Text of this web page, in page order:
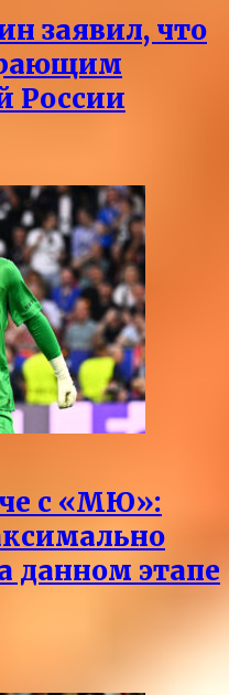
заявил, что
России
с «МЮ»:
данном этапе